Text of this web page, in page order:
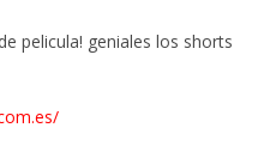
pelicula! geniales los shorts